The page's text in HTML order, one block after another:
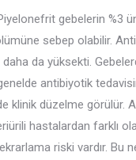
gebelerin %3
sebep olabilir.
da yüksekti.
antibiyotik
klinik düzelme görülür.
hastalardan farklı
riski vardır. Bu